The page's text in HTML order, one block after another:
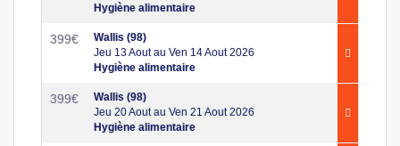
Hygiène alimentaire
399€
Wallis (98)
Jeu 13 Aout au Ven 14 Aout 2026
Hygiène alimentaire
399€
Wallis (98)
Jeu 20 Aout au Ven 21 Aout 2026
Hygiène alimentaire